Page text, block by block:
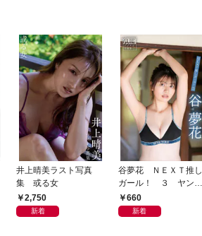
井上晴美ラスト写真
集 或る女
2,750
新着
谷夢花 ＮＥＸＴ推し
ガール！ ３ ヤンマ
ガデジタル写真集
660
新着